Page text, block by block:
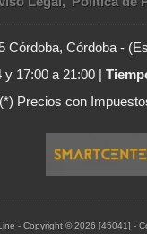
Córdoba -
y 17:00 a 21:00 |
(*) Precios con
- Copyright © 2026 [45041] -